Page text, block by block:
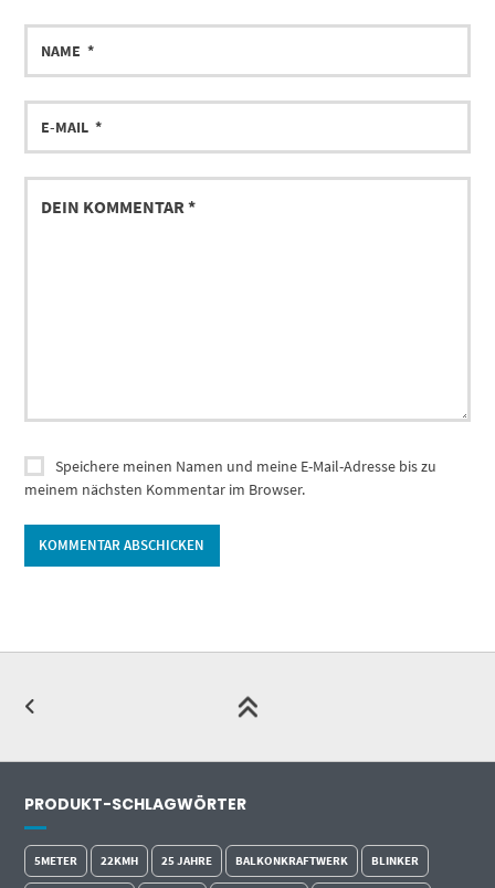
Speichere meinen Namen und meine E-Mail-Adresse bis zu
meinem nächsten Kommentar im Browser.
PRODUKT-SCHLAGWÖRTER
5METER 22KMH 25 JAHRE BALKONKRAFTWERK BLINKER